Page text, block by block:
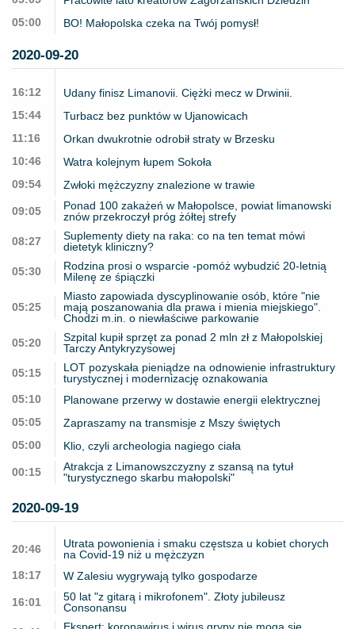
05:00
BO! Małopolska czeka na Twój pomysł!
2020-09-20
16:12
Udany finisz Limanovii. Ciężki mecz w Drwinii.
15:44
Turbacz bez punktów w Ujanowicach
11:16
Orkan dwukrotnie odrobił straty w Brzesku
10:46
Watra kolejnym łupem Sokoła
09:54
Zwłoki mężczyzny znalezione w trawie
09:05
Ponad 100 zakażeń w Małopolsce, powiat limanowski
znów przekroczył próg żółtej strefy
08:27
Suplementy diety na raka: co na ten temat mówi
dietetyk kliniczny?
05:30
Rodzina prosi o wsparcie -pomóż wybudzić 20-letnią
Milenę ze śpiączki
05:25
Miasto zapowiada dyscyplinowanie osób, które "nie
mają poszanowania dla prawa i mienia miejskiego".
Chodzi m.in. o niewłaściwe parkowanie
05:20
Szpital kupił sprzęt za ponad 2 mln zł z Małopolskiej
Tarczy Antykryzysowej
05:15
LOT pozyskała pieniądze na odnowienie infrastruktury
turystycznej i modernizację oznakowania
05:10
Planowane przerwy w dostawie energii elektrycznej
05:05
Zapraszamy na transmisje z Mszy świętych
05:00
Klio, czyli archeologia nagiego ciała
00:15
Atrakcja z Limanowszczyzny z szansą na tytuł
"turystycznego skarbu małopolski"
2020-09-19
20:46
Utrata powonienia i smaku częstsza u kobiet chorych
na Covid-19 niż u mężczyzn
18:17
W Zalesiu wygrywają tylko gospodarze
16:01
50 lat "z gitarą i mikrofonem". Złoty jubileusz
Consonansu